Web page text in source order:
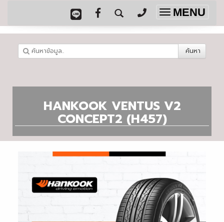
Toggle
navigation
MENU
ค้นหา
HANKOOK VENTUS V2
CONCEPT2 (H457)